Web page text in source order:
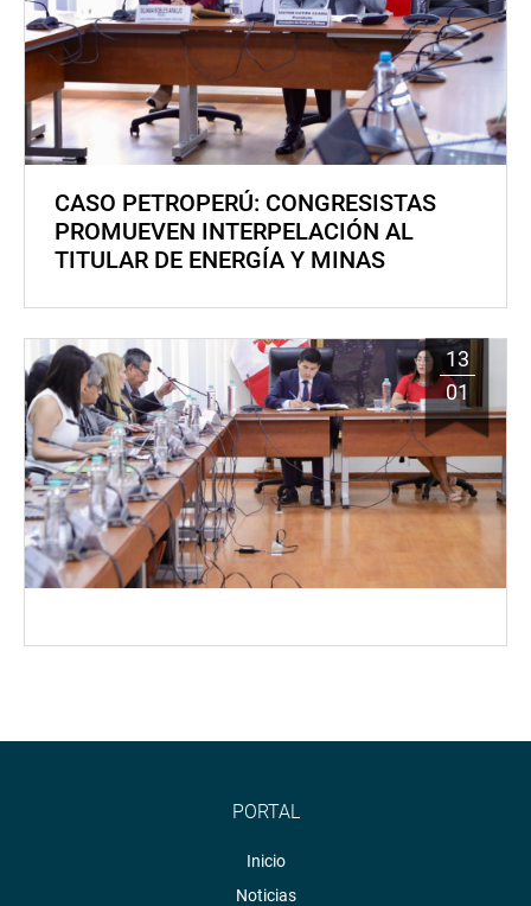
CASO PETROPERÚ: CONGRESISTAS
PROMUEVEN INTERPELACIÓN AL
TITULAR DE ENERGÍA Y MINAS
13
01
PORTAL
Inicio
Noticias